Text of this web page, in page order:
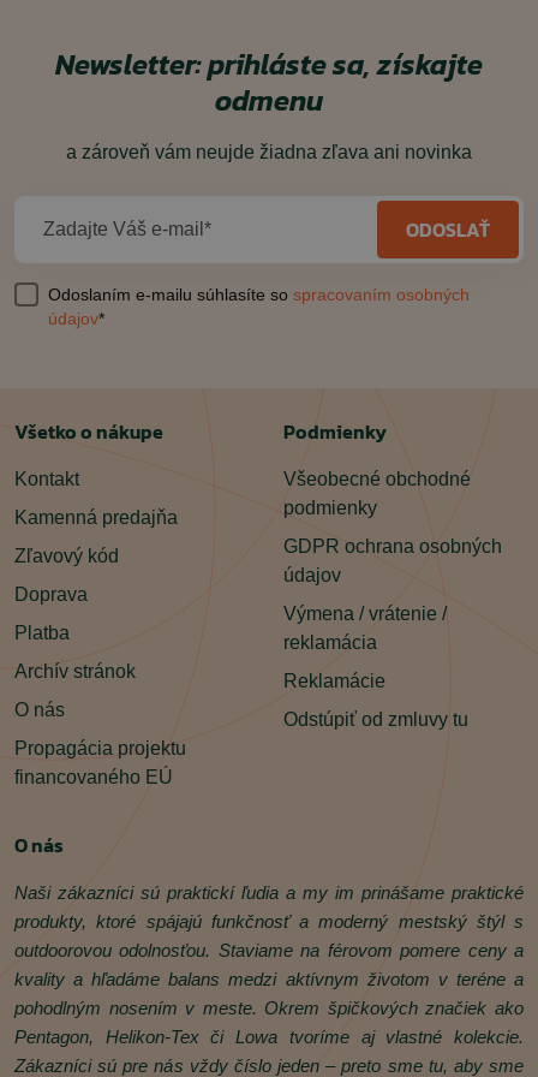
Newsletter: prihláste sa, získajte
odmenu
a zároveň vám neujde žiadna zľava ani novinka
Zadajte Váš e-mail* ODOSLAŤ
Odoslaním e-mailu súhlasíte so spracovaním osobných
údajov*
Všetko o nákupe
Kontakt
Kamenná predajňa
Zľavový kód
Doprava
Platba
Archív stránok
O nás
Propagácia projektu
financovaného EÚ
Podmienky
Všeobecné obchodné
podmienky
GDPR ochrana osobných
údajov
Výmena / vrátenie /
reklamácia
Reklamácie
Odstúpiť od zmluvy tu
O nás
Naši zákazníci sú praktickí ľudia a my im prinášame praktické
produkty, ktoré spájajú funkčnosť a moderný mestský štýl s
outdoorovou odolnosťou. Staviame na férovom pomere ceny a
kvality a hľadáme balans medzi aktívnym životom v teréne a
pohodlným nosením v meste. Okrem špičkových značiek ako
Pentagon, Helikon‑Tex či Lowa tvoríme aj vlastné kolekcie.
Zákazníci sú pre nás vždy číslo jeden – preto sme tu, aby sme